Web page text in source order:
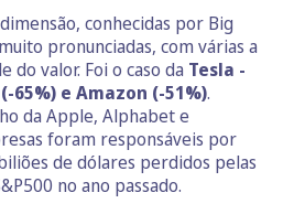
conhecidas por Big
pronunciadas, com várias a
do valor. Foi o caso da Tesla -
65%) e Amazon (-51%).
da Apple, Alphabet e
foram responsáveis por
de dólares perdidos pelas
no ano passado.